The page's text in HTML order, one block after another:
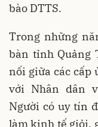
bào DTTS.
Trong những
bàn tỉnh Quảng
nối giữa các cấp
với Nhân dân
Người có uy tín
làm kinh tế giỏi,